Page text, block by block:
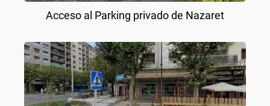
Acceso al Parking privado de Nazaret